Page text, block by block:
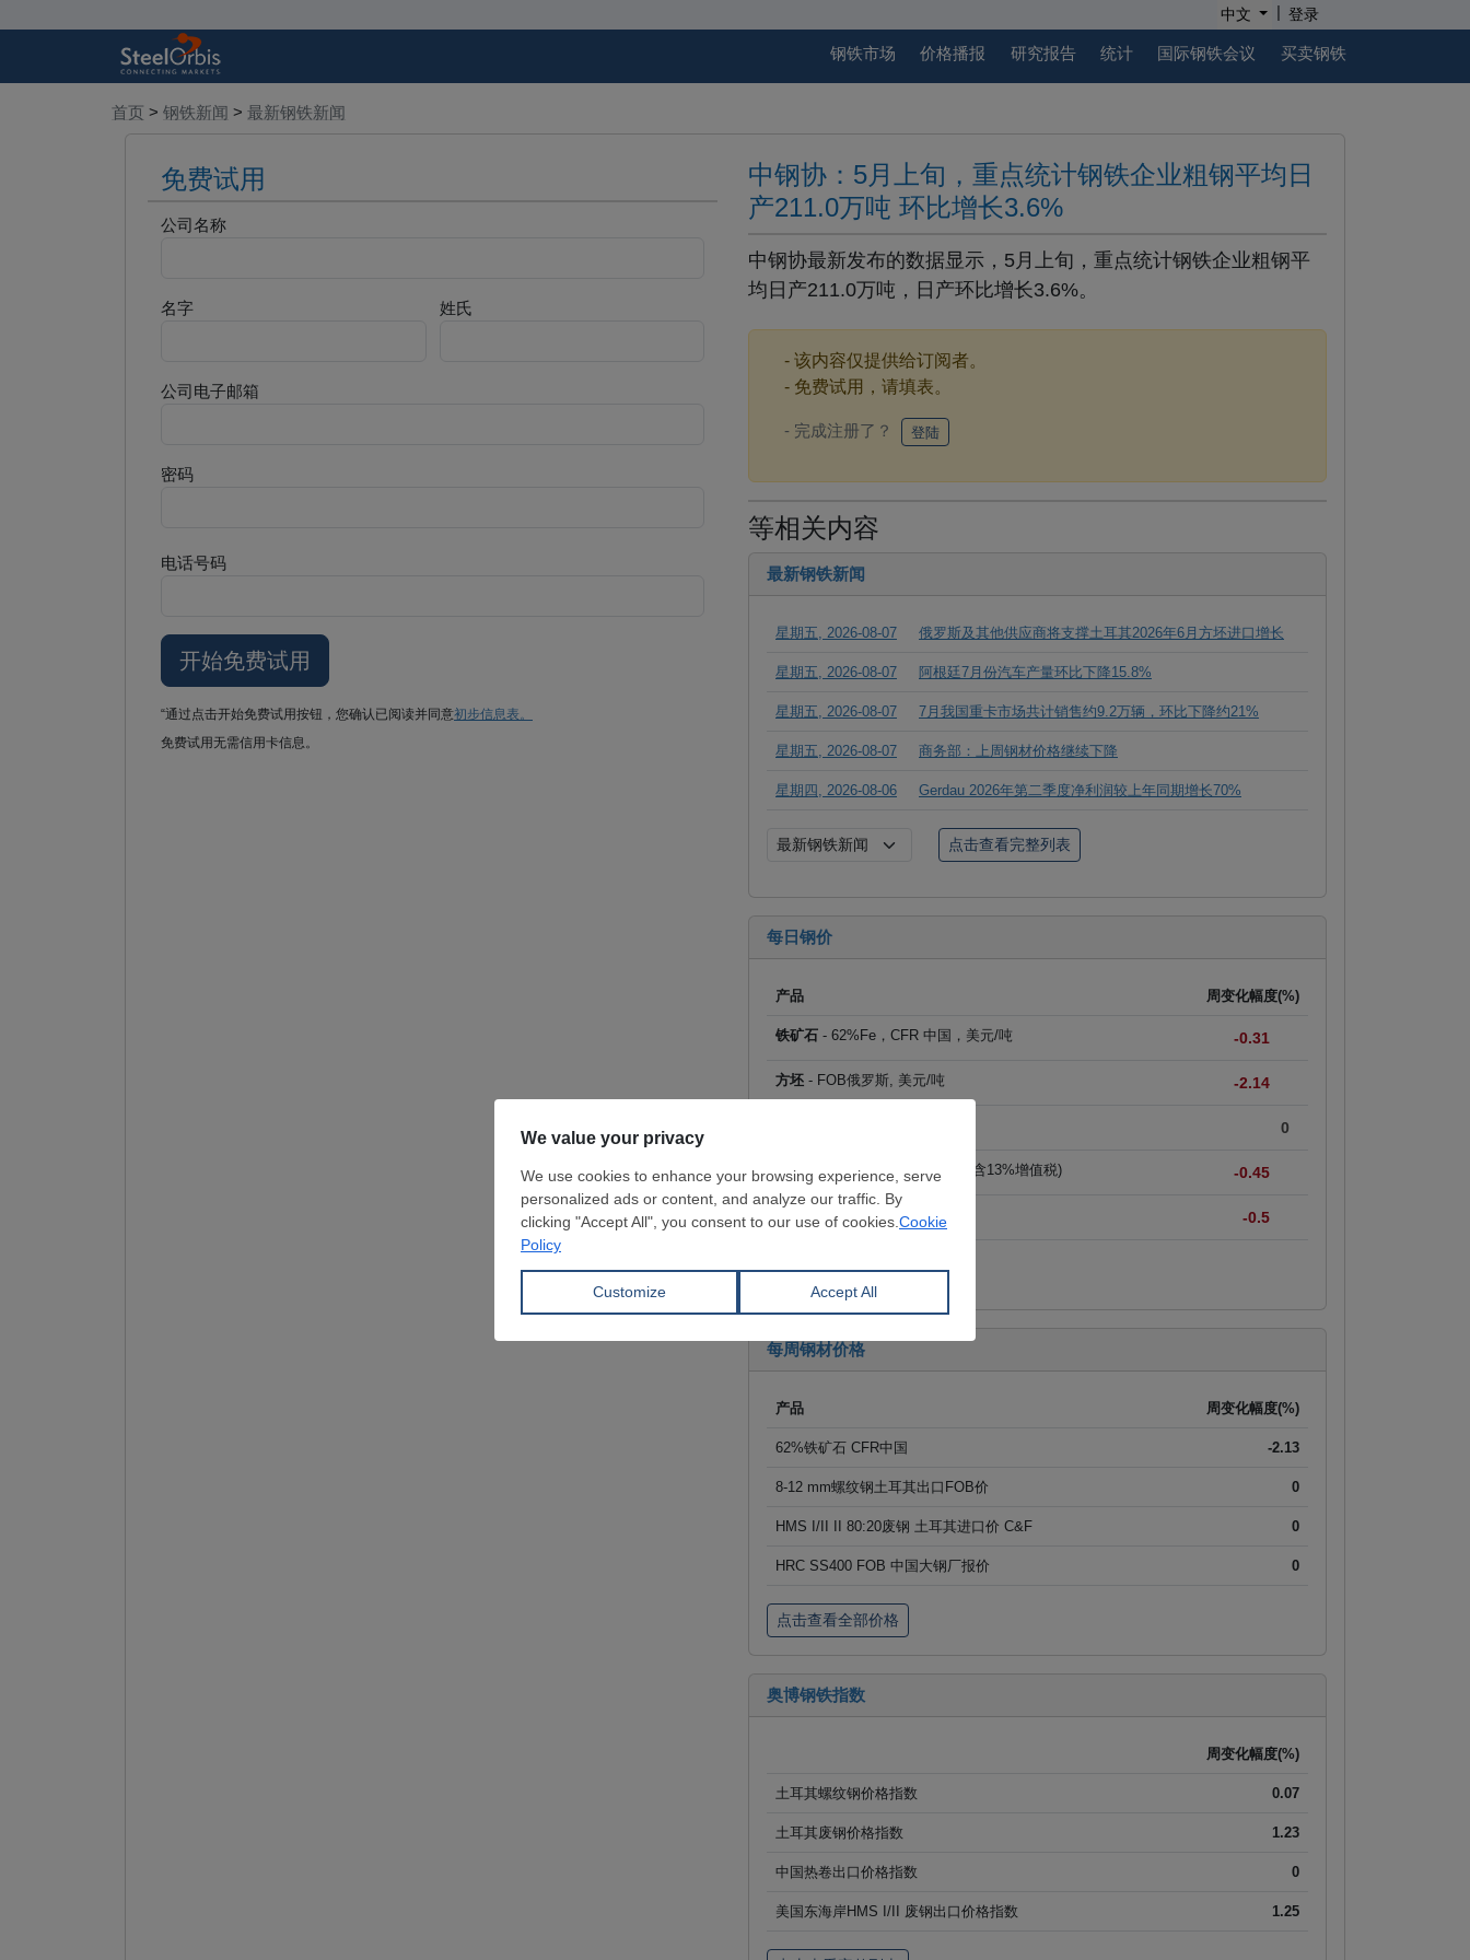
中文 | 登录
钢铁市场 价格播报 研究报告 统计 国际钢铁会议 买卖钢铁
首页 > 钢铁新闻 > 最新钢铁新闻
免费试用
公司名称
名字 姓氏
公司电子邮箱
密码
电话号码
“通过点击开始免费试用按钮，您确认已阅读并同意初步信息表。
免费试用无需信用卡信息。
中钢协：5月上旬，重点统计钢铁企业粗钢平均日
产211.0万吨 环比增长3.6%
中钢协最新发布的数据显示，5月上旬，重点统计钢铁企业粗钢平
均日产211.0万吨，日产环比增长3.6%。
- 该内容仅提供给订阅者。
- 免费试用，请填表。
- 完成注册了？ 登陆
等相关内容
最新钢铁新闻
星期五, 2026-08-07 俄罗斯及其他供应商将支撑土耳其2026年6月方坯进口增长
星期五, 2026-08-07 阿根廷7月份汽车产量环比下降15.8%
星期五, 2026-08-07 7月我国重卡市场共计销售约9.2万辆，环比下降约21%
星期五, 2026-08-07 商务部：上周钢材价格继续下降
星期四, 2026-08-06 Gerdau 2026年第二季度净利润较上年同期增长70%
每日钢价
产品 周变化幅度(%)
铁矿石 - 62%Fe，CFR 中国，美元/吨 -0.31
方坯 - FOB俄罗斯, 美元/吨 -2.14
0
热卷- 出库价 中国，人民币/吨(含13%增值税) -0.45
- FOB 中国，美元/吨 -0.5
点击查看全部价格
每周钢材价格
产品 周变化幅度(%)
62%铁矿石 CFR中国 -2.13
8-12 mm螺纹钢土耳其出口FOB价 0
HMS I/II II 80:20废钢 土耳其进口价 C&F 0
HRC SS400 FOB 中国大钢厂报价 0
点击查看全部价格
奥博钢铁指数
周变化幅度(%)
土耳其螺纹钢价格指数 0.07
土耳其废钢价格指数 1.23
中国热卷出口价格指数 0
美国东海岸HMS I/II 废钢出口价格指数 1.25